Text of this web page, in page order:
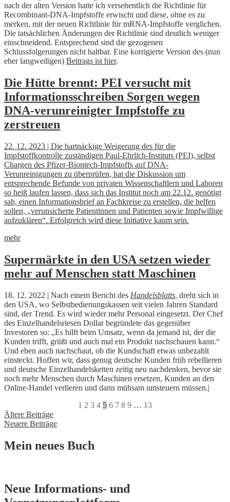
nach der alten Version hatte ich versehentlich die Richtlinie für
Recombinant-DNA-Impfstoffe erwischt und diese, ohne es zu
merken, mit der neuen Richtlinie für mRNA-Impfstoffe verglichen.
Die tatsächlichen Änderungen der Richtlinie sind deutlich weniger
einschneidend. Entsprechend sind die gezogenen
Schlussfolgerungen nicht haltbar. Eine korrigierte Version des (nun
eher langweiligen) Beitrags ist hier.
Die Hütte brennt: PEI versucht mit
Informationsschreiben Sorgen wegen
DNA-verunreinigter Impfstoffe zu
zerstreuen
22. 12. 2023 | Die hartnäckige Weigerung des für die
Impfstoffkontrolle zuständigen Paul-Ehrlich-Instituts (PEI), selbst
Chargen des Pfizer-Biontech-Impfstoffs auf DNA-
Verunreinigungen zu überprüfen, hat die Diskussion um
entsprechende Befunde von privaten Wissenschaftlern und Laboren
so heiß laufen lassen, dass sich das Institut noch am 22.12. genötigt
sah, einen Informationsbrief an Fachkreise zu erstellen, die helfen
sollen, „verunsicherte Patientinnen und Patienten sowie Impfwillige
aufzuklären“. Erfolgreich wird diese Initiative kaum sein.
mehr
Supermärkte in den USA setzen wieder
mehr auf Menschen statt Maschinen
18. 12. 2022 | Nach einem Bericht des Handelsblatts, dreht sich in
den USA, wo Selbstbedienungskassen seit vielen Jahren Standard
sind, der Trend. Es wird wieder mehr Personal eingesetzt. Der Chef
des Einzelhandelsriesen Dollar begründete das gegenüber
Investoren so: „Es hilft beim Umsatz, wenn da jemand ist, der die
Kunden trifft, grüßt und auch mal ein Produkt nachschauen kann.“
Und eben auch nachschaut, ob die Kundschaft etwas unbezahlt
einsteckt. Hoffen wir, dass genug deutsche Kunden früh rebellieren
und deutsche Einzelhandelsketten zeitig neu nachdenken, bevor sie
noch mehr Menschen durch Maschinen ersetzen, Kunden an den
Online-Handel verlieren und dann mühsam umsteuern müssen.|
1 2 3 4 5 6 7 8 9 … 13
Beitragsnavigation
Ältere Beiträge
Neuere Beiträge
Mein neues Buch
Neue Informations- und